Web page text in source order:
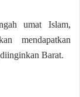
umat Islam,
mendapatkan
Barat.